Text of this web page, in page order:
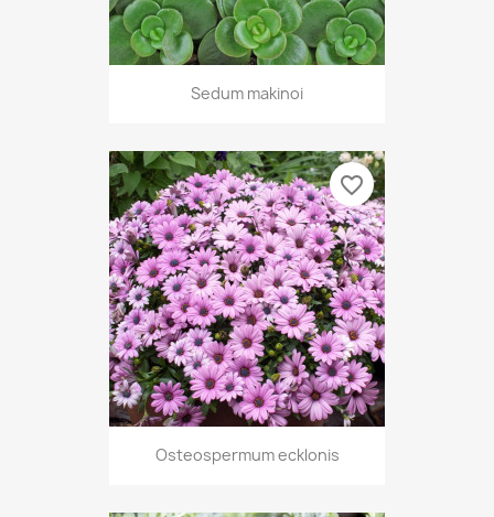
Sedum makinoi
Osteospermum ecklonis
favorite_border